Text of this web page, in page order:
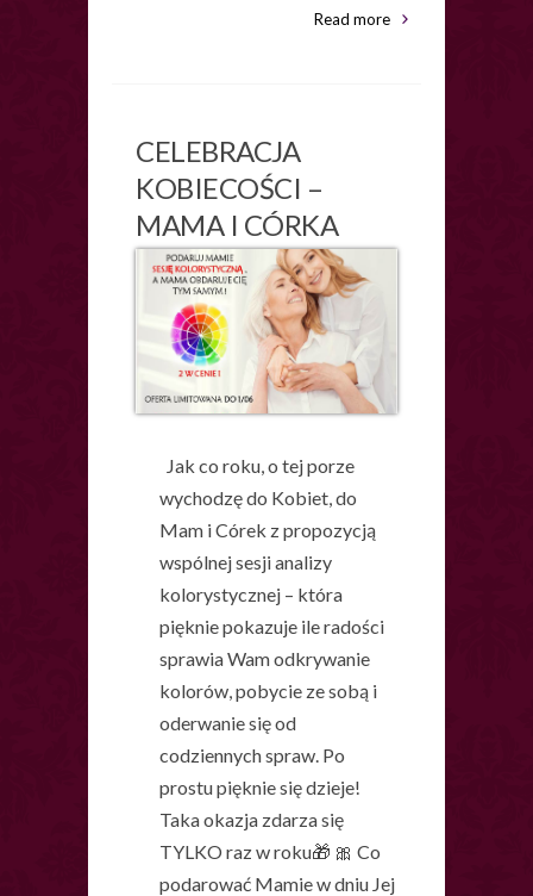
Read more
CELEBRACJA
KOBIECOŚCI –
MAMA I CÓRKA
Jak co roku, o tej porze
wychodzę do Kobiet, do
Mam i Córek z propozycją
wspólnej sesji analizy
kolorystycznej – która
pięknie pokazuje ile radości
sprawia Wam odkrywanie
kolorów, pobycie ze sobą i
oderwanie się od
codziennych spraw. Po
prostu pięknie się dzieje!
Taka okazja zdarza się
TYLKO raz w roku🎁 🎀 Co
podarować Mamie w dniu Jej